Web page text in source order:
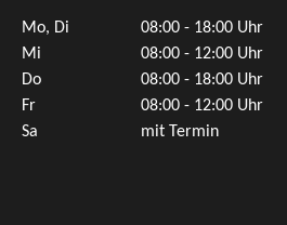
Mo, Di
08:00 - 18:00 Uhr
Mi
08:00 - 12:00 Uhr
Do
08:00 - 18:00 Uhr
Fr
08:00 - 12:00 Uhr
Sa
mit Termin